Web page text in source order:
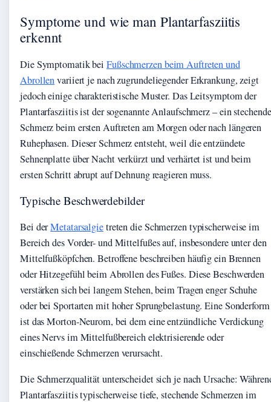
Symptome und wie man Plantarfasziitis
erkennt
Die Symptomatik bei Fußschmerzen beim Auftreten und
Abrollenvariiert je nach zugrundeliegender Erkrankung, zeigt
jedoch einige charakteristische Muster. Das Leitsymptom der
Plantarfasziitis ist der sogenannte Anlaufschmerz – ein
Schmerz beim ersten Auftreten am Morgen oder nach längeren
Ruhephasen. Dieser Schmerz entsteht, weil die entzündete
Sehnenplatte über Nacht verkürzt und verhärtet ist und beim
ersten Schritt abrupt auf Dehnung reagieren muss.
Typische Beschwerdebilder
Bei derMetatarsalgietreten die Schmerzen typischerweise im
Bereich des Vorder- und Mittelfußes auf, insbesondere unter den
Mittelfußköpfchen. Betroffene beschreiben häufig ein Brennen
oder Hitzegefühl beim Abrollen des Fußes. Diese Beschwerden
verstärken sich bei langem Stehen, beim Tragen enger Schuhe
oder bei Sportarten mit hoher Sprungbelastung. Eine Sonderform
ist das Morton-Neurom, bei dem eine entzündliche Verdickung
eines Nervs im Mittelfußbereich elektrisierende oder
einschießende Schmerzen verursacht.
Die Schmerzqualität unterscheidet sich je nach Ursache:
Plantarfasziitis typischerweise tiefe, stechende Schmerzen im